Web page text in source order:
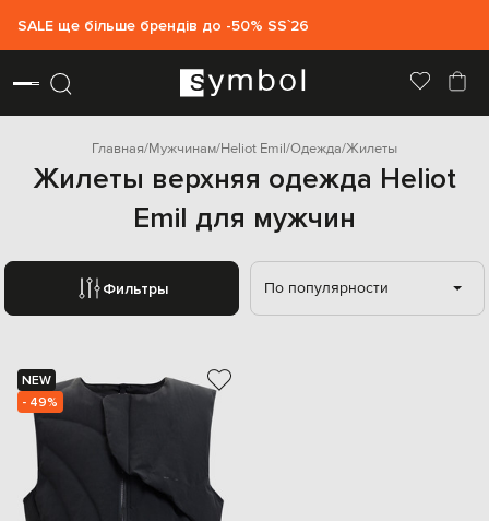
SALE ще більше брендів до -50% SS`26
Главная Мужчинам Heliot Emil Одежда Жилеты
Жилеты верхняя одежда Heliot
Emil для мужчин
Фильтры По популярности
NEW
- 49%